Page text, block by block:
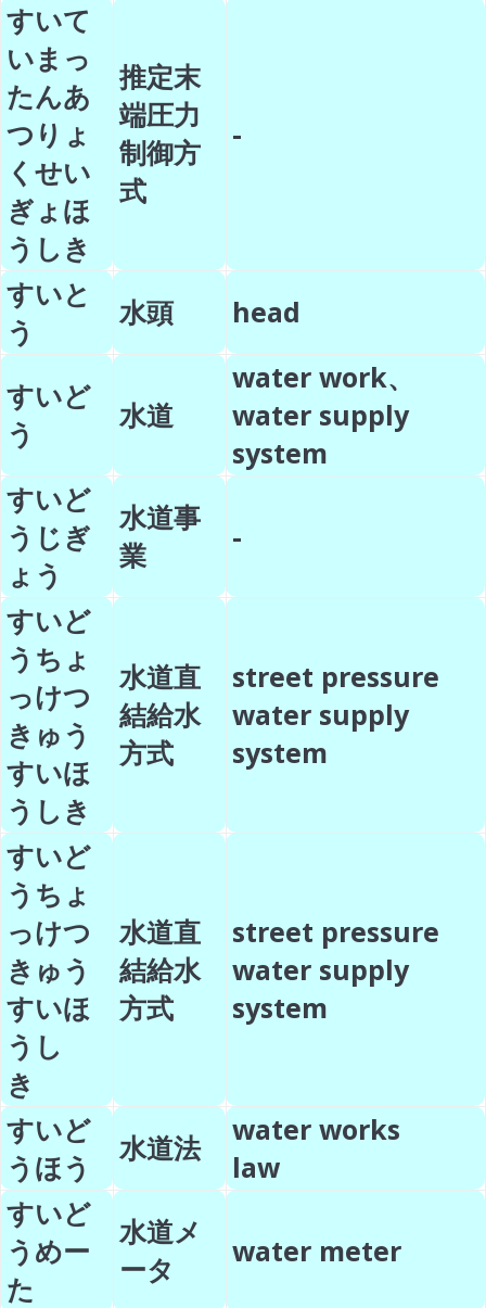
すいて
いまっ
たんあ
つりょ
くせい
ぎょほ
うしき
推定末
端圧力
制御方
式
-
すいと
う
水頭 head
すいど
う
水道
water work、
water supply
system
すいど
うじぎ
ょう
水道事
業
-
すいど
うちょ
っけつ
きゅう
すいほ
うしき
水道直
結給水
方式
street pressure
water supply
system
すいど
うちょ
っけつ
きゅう
すいほ
うし
き
水道直
結給水
方式
street pressure
water supply
system
すいど
うほう
水道法
water works
law
すいど
うめー
た
水道メ
ータ
water meter